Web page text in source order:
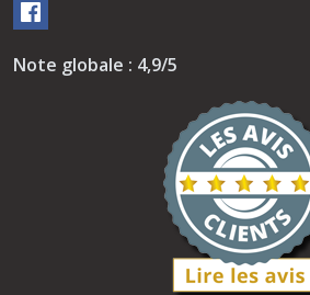
Note globale : 4,9/5